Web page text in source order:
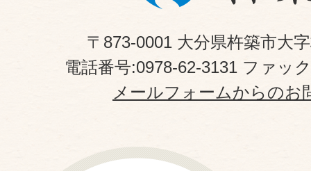
〒873-0001 大分県杵築市大
電話番号:0978-62-3131 ファッ
メールフォームからのお